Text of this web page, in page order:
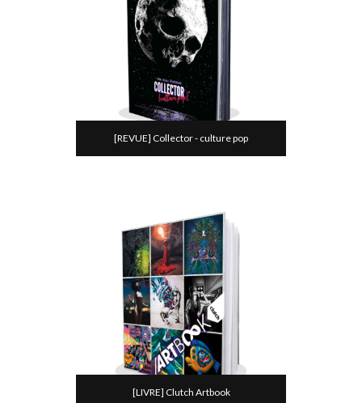
[REVUE] Collector - culture pop
[LIVRE] Clutch Artbook